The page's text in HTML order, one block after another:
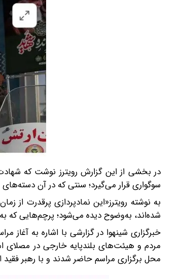
در بخشی از این گزارش رویترز نوشت که
سوگواری قرار می‌گیرد؛ سنتی که در آن دسته‌های
به نوشته رویترز«این نمادپردازی پرقدرت از
شده‌اند، به‌وضوح دیده می‌شود؛ پرچم‌هایی که
خبرگزاری شینهوا در گزارشی با اشاره به
مردم و هیئت‌های بلندپایه خارجی در مصلای
محل برگزاری مراسم حاضر شدند و با رهبر فقید